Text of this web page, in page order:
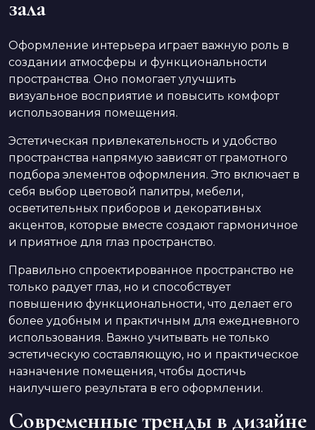
зала
Оформление интерьера играет важную роль в
создании атмосферы и функциональности
пространства. Оно помогает улучшить
визуальное восприятие и повысить комфорт
использования помещения.
Эстетическая привлекательность и удобство
пространства напрямую зависят от грамотного
подбора элементов оформления. Это включает в
себя выбор цветовой палитры, мебели,
осветительных приборов и декоративных
акцентов, которые вместе создают гармоничное
и приятное для глаз пространство.
Правильно спроектированное пространство не
только радует глаз, но и способствует
повышению функциональности, что делает его
более удобным и практичным для ежедневного
использования. Важно учитывать не только
эстетическую составляющую, но и практическое
назначение помещения, чтобы достичь
наилучшего результата в его оформлении.
Современные тренды в дизайне